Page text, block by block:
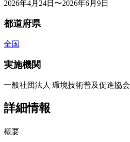
2026年4月24日〜2026年6月9日
都道府県
全国
実施機関
一般社団法人 環境技術普及促進協会
詳細情報
概要